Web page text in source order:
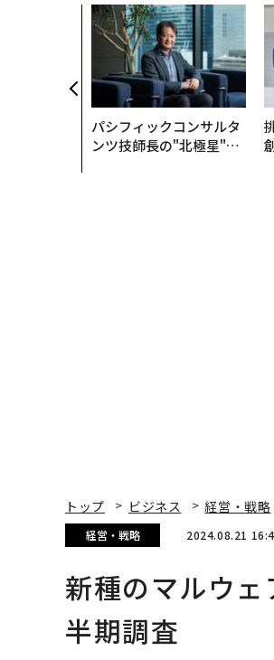
パシフィックコンサルタ
ンツ技師長の"北極星"。
トップ ビジネス 経営・戦略
経営・戦略 2024.08.21
新種のマルウ
半期調査